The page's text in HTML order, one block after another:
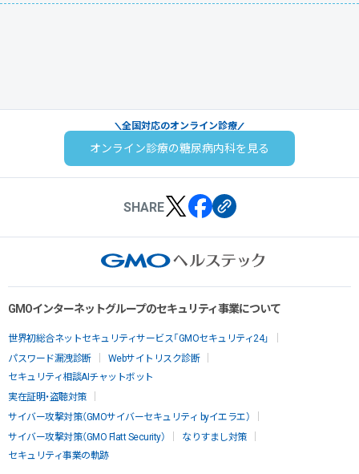
全国対応のオンライン診療
オンライン診療の糖尿病内科を見る
SHARE
GMOインターネットグループのセキュリティ事業について
世界初総合ネットセキュリティサービス「GMOセキュリティ24」
パスワード漏洩診断
Webサイトリスク診断
セキュリティ相談AIチャットボット
実在証明・盗聴対策
サイバー攻撃対策（GMOサイバーセキュリティ byイエラエ）
サイバー攻撃対策（GMO Flatt Security）
なりすまし対策
セキュリティ事業の軌跡